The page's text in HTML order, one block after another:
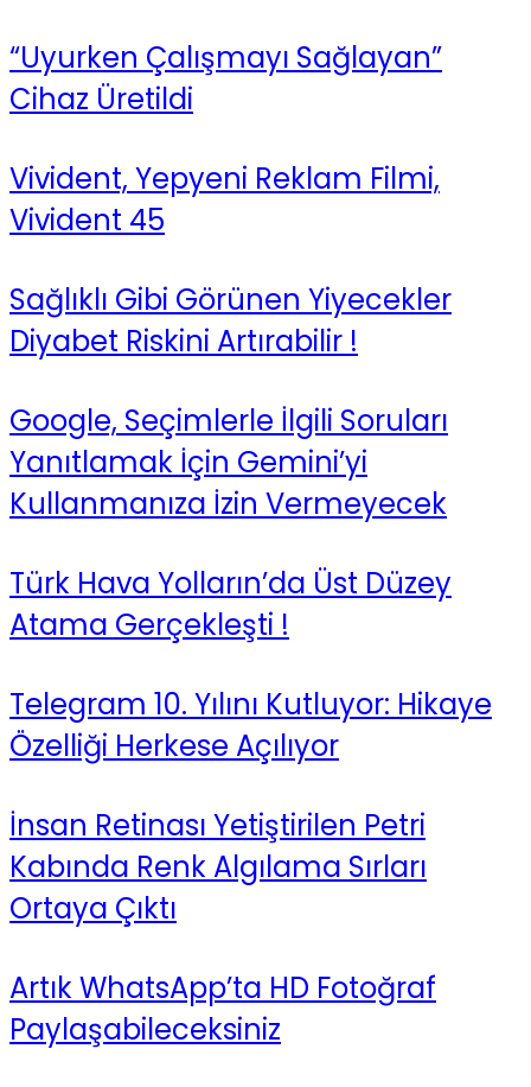
“Uyurken Çalışmayı Sağlayan”
Cihaz Üretildi
Vivident, Yepyeni Reklam Filmi,
Vivident 45
Sağlıklı Gibi Görünen Yiyecekler
Diyabet Riskini Artırabilir !
Google, Seçimlerle İlgili Soruları
Yanıtlamak İçin Gemini’yi
Kullanmanıza İzin Vermeyecek
Türk Hava Yolların’da Üst Düzey
Atama Gerçekleşti !
Telegram 10. Yılını Kutluyor: Hikaye
Özelliği Herkese Açılıyor
İnsan Retinası Yetiştirilen Petri
Kabında Renk Algılama Sırları
Ortaya Çıktı
Artık WhatsApp’ta HD Fotoğraf
Paylaşabileceksiniz